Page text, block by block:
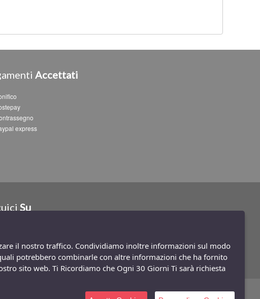
Accettati
express
Su
Powered:synchrosystem labs - Design:adesigner
il nostro traffico. Condividiamo inoltre informazioni sul modo
potrebbero combinarle con altre informazioni che ha fornito
sito web. Ti Ricordiamo che Ogni 30 Giorni Ti sarà richiesta